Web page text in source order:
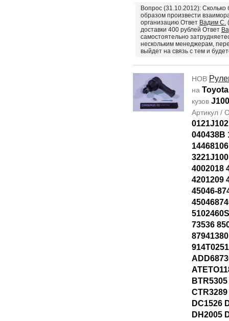
Вопрос (31.10.2012): Сколько
образом произвести
организацию Ответ Вадим С.
доставки 400 рублей Ответ
самостоятельно
нескольким менеджерам,
выйдет на связь с тем и
НОВ
на
кузов
Артикул /
040438B
4002018
4201209
45046-
73536
DC1526
DH2005